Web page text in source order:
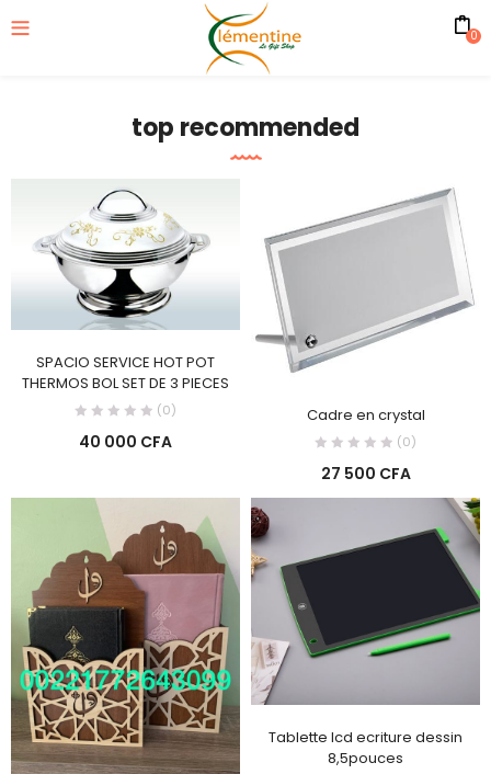
0
top recommended
SPACIO SERVICE HOT POT
THERMOS BOL SET DE 3 PIECES
(0)
40 000 CFA
Cadre en crystal
(0)
27 500 CFA
Tablette lcd ecriture dessin
8,5pouces